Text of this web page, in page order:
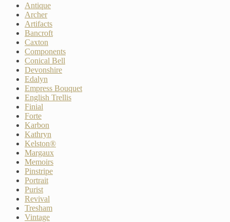
Antique
Archer
Artifacts
Bancroft
Caxton
Components
Conical Bell
Devonshire
Edalyn
Empress Bouquet
English Trellis
Finial
Forte
Karbon
Kathryn
Kelston®
Margaux
Memoirs
Pinstripe
Portrait
Purist
Revival
Tresham
Vintage